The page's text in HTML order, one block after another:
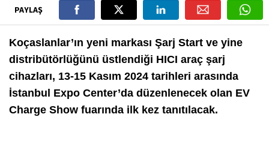
PAYLAŞ
Koçaslanlar’ın yeni markası Şarj Start ve yine
distribütörlüğünü üstlendiği HICI araç şarj
cihazları, 13-15 Kasım 2024 tarihleri arasında
İstanbul Expo Center’da düzenlenecek olan EV
Charge Show fuarında ilk kez tanıtılacak.